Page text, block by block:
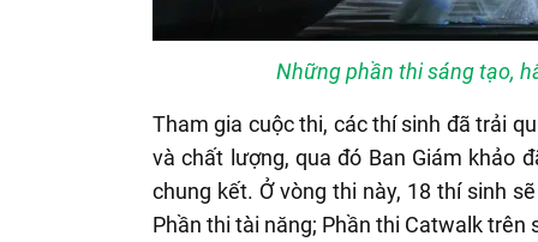
Những phần thi sáng tạo,
Tham gia cuộc thi, các thí sinh đã trải
và chất lượng, qua đó Ban Giám khảo
chung kết. Ở vòng thi này, 18 thí sinh
Phần thi tài năng; Phần thi Catwalk trên